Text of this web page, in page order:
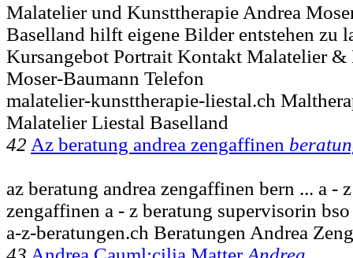
Malatelier und Kunsttherapie Andrea
Baselland hilft eigene Bilder entstehen zu
Kursangebot Portrait Kontakt Malatelier
Moser-Baumann Telefon
malatelier-kunsttherapie-liestal.ch
Malatelier Liestal Baselland
42 Az beratung andrea zengaffinen
az beratung andrea zengaffinen bern ... a -
zengaffinen a - z beratung supervisorin
a-z-beratungen.ch Beratungen Andrea